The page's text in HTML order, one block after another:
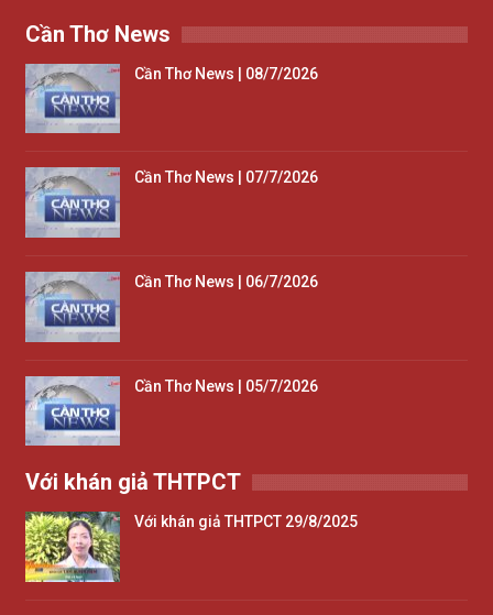
Cần Thơ News
Cần Thơ News | 08/7/2026
Cần Thơ News | 07/7/2026
Cần Thơ News | 06/7/2026
Cần Thơ News | 05/7/2026
Với khán giả THTPCT
Với khán giả THTPCT 29/8/2025